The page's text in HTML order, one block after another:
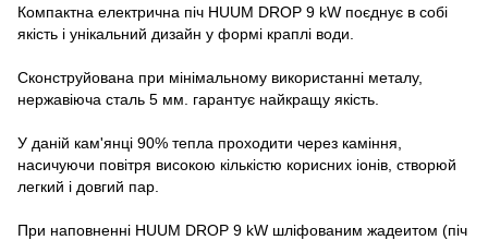
Компактна електрична піч HUUM DROP 9 kW поєднує в собі
якість і унікальний дизайн у формі краплі води.
Сконструйована при мінімальному використанні металу,
нержавіюча сталь 5 мм. гарантує найкращу якість.
У даній кам'янці 90% тепла проходити через каміння,
насичуючи повітря високою кількістю корисних іонів, створюй
легкий і довгий пар.
При наповненні HUUM DROP 9 kW шліфованим жадеитом (піч